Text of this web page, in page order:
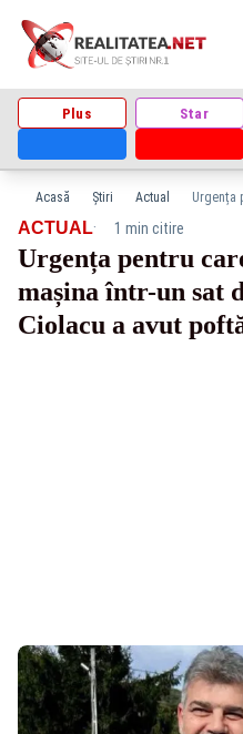
Plus Star
Acasă Știri Actual
ACTUAL· 1 min citire
Urgența pentru
mașina într-un sat
Ciolacu a avut